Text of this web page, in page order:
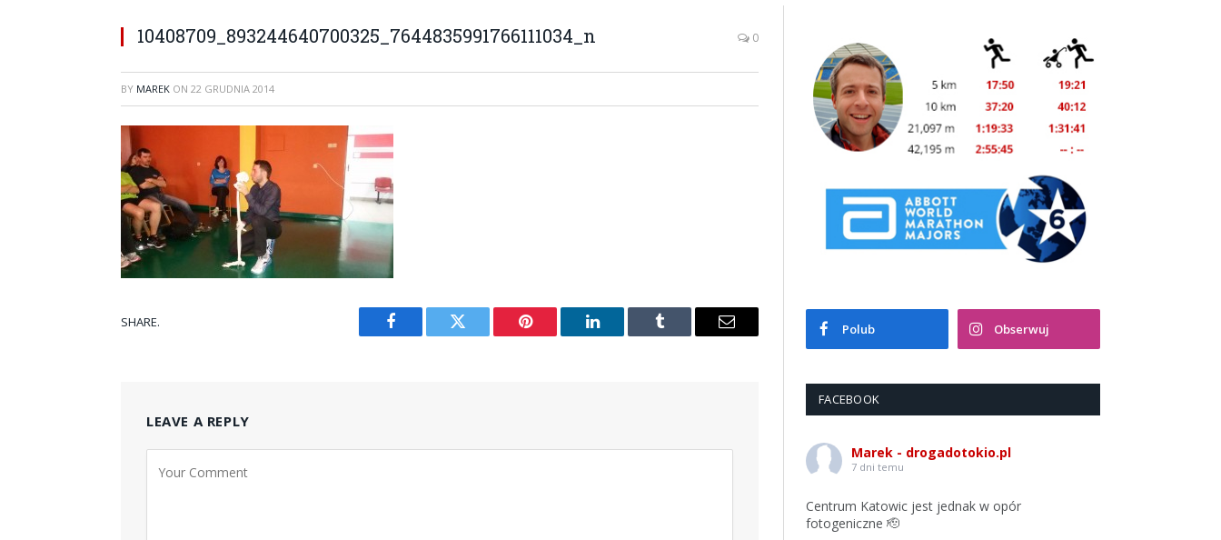
10408709_893244640700325_7644835991766111034_n 0
BY MAREK ON 22 GRUDNIA 2014
SHARE.
Facebook Twitter Pinterest LinkedIn Tumblr Email
LEAVE A REPLY
Polub Obserwuj
FACEBOOK
Marek - drogadotokio.pl
7 dni temu
Centrum Katowic jest jednak w opór
fotogeniczne 🫡